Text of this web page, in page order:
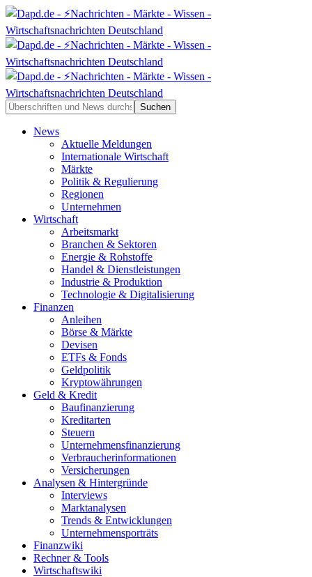
News
Aktuelle Meldungen
Internationale Wirtschaft
Märkte
Politik & Regulierung
Regionen
Unternehmen
Wirtschaft
Arbeitsmarkt
Branchen & Sektoren
Energie & Rohstoffe
Handel & Dienstleistungen
Industrie & Produktion
Technologie & Digitalisierung
Finanzen
Anleihen
Börse & Märkte
Devisen
ETFs & Fonds
Geldpolitik
Kryptowährungen
Geld & Kredit
Baufinanzierung
Kreditarten
Steuern
Unternehmensfinanzierung
Verbraucherinformationen
Versicherungen
Analysen & Hintergründe
Interviews
Marktanalysen
Trends & Entwicklungen
Unternehmensporträts
Finanzwiki
Rechner & Tools
Wirtschaftswiki